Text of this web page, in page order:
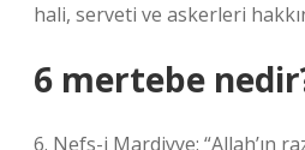
hali, serveti ve askerleri
6 mertebe
6. Nefs-i Mardiyye: “Allah’ın